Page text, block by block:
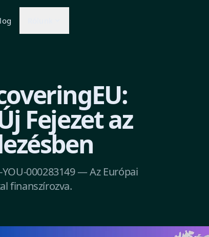
Fejezet az
000283149 — Az Európai
finanszírozva.